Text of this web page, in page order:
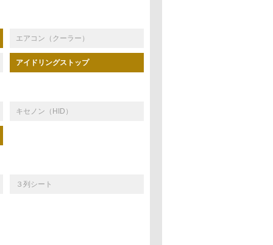
エアコン（クーラー）
アイドリングストップ
キセノン（HID）
３列シート